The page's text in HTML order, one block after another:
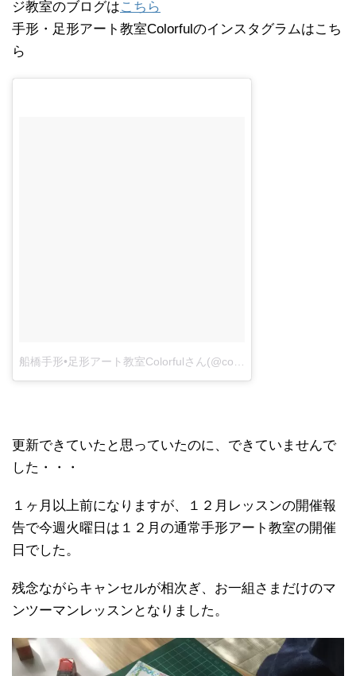
ジ教室のブログはこちら
手形・足形アート教室Colorfulのインスタグラムはこち
ら
船橋手形•足形アート教室Colorfulさん(@colorful_art_baby)
更新できていたと思っていたのに、できていませんで
した・・・
１ヶ月以上前になりますが、１２月レッスンの開催報
告で今週火曜日は１２月の通常手形アート教室の開催
日でした。
残念ながらキャンセルが相次ぎ、お一組さまだけのマ
ンツーマンレッスンとなりました。